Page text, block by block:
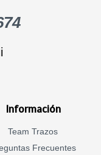
Información
Team Trazos
Frecuentes